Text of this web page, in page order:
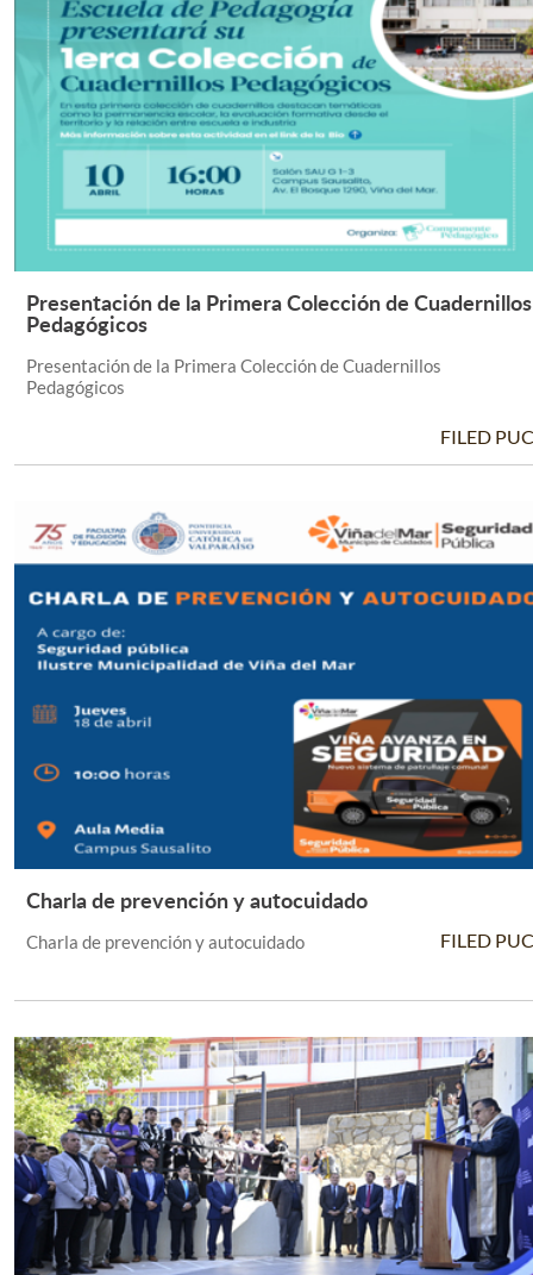
Leer Más +
Presentación de la Primera Colección de Cuadernillos
Pedagógicos
Presentación de la Primera Colección de Cuadernillos
Pedagógicos
FILED
Charla de prevención y autocuidado
Charla de prevención y autocuidado FILED